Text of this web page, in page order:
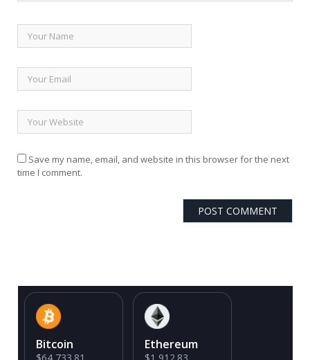
Save my name, email, and website in this browser for the next
time I comment.
Bitcoin
$64,733.81
Ethereum
$1,912.83